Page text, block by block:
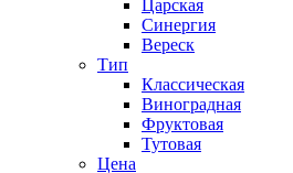
Царская
Синергия
Вереск
Тип
Классическая
Виноградная
Фруктовая
Тутовая
Цена